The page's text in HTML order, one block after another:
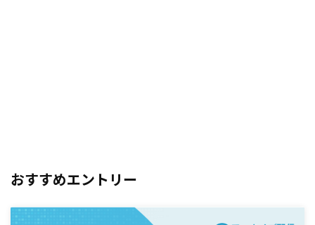
おすすめエントリー